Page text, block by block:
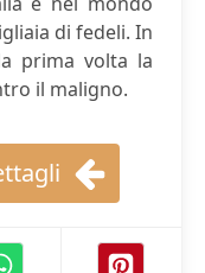
di fedeli. In
prima volta la
il maligno.